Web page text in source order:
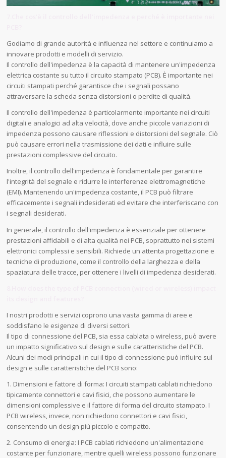
Godiamo di grande autorità e influenza nel settore e continuiamo a
innovare prodotti e modelli di servizio.
Il controllo dell'impedenza è la capacità di mantenere un'impedenza
elettrica costante su tutto il circuito stampato (PCB). È importante nei
circuiti stampati perché garantisce che i segnali possano
attraversare la scheda senza distorsioni o perdite di qualità.
Il controllo dell'impedenza è particolarmente importante nei circuiti
digitali e analogici ad alta velocità, dove anche piccole variazioni di
impedenza possono causare riflessioni e distorsioni del segnale. Ciò
può causare errori nella trasmissione dei dati e influire sulle
prestazioni complessive del circuito.
Inoltre, il controllo dell'impedenza è fondamentale per garantire
l'integrità del segnale e ridurre le interferenze elettromagnetiche
(EMI). Mantenendo un'impedenza costante, il PCB può filtrare
efficacemente i segnali indesiderati ed evitare che interferiscano con
i segnali desiderati.
In generale, il controllo dell'impedenza è essenziale per ottenere
prestazioni affidabili e di alta qualità nei PCB, soprattutto nei sistemi
elettronici complessi e sensibili. Richiede un'attenta progettazione e
tecniche di produzione, come il controllo della larghezza e della
spaziatura delle tracce, per ottenere i livelli di impedenza desiderati.
I nostri prodotti e servizi coprono una vasta gamma di aree e
soddisfano le esigenze di diversi settori.
Il tipo di connessione del PCB, sia essa cablata o wireless, può avere
un impatto significativo sul design e sulle caratteristiche del PCB.
Alcuni dei modi principali in cui il tipo di connessione può influire sul
design e sulle caratteristiche del PCB sono:
1. Dimensioni e fattore di forma: I circuiti stampati cablati richiedono
tipicamente connettori e cavi fisici, che possono aumentare le
dimensioni complessive e il fattore di forma del circuito stampato. I
PCB wireless, invece, non richiedono connettori e cavi fisici,
consentendo un design più piccolo e compatto.
2. Consumo di energia: I PCB cablati richiedono un'alimentazione
costante per funzionare, mentre quelli wireless possono funzionare